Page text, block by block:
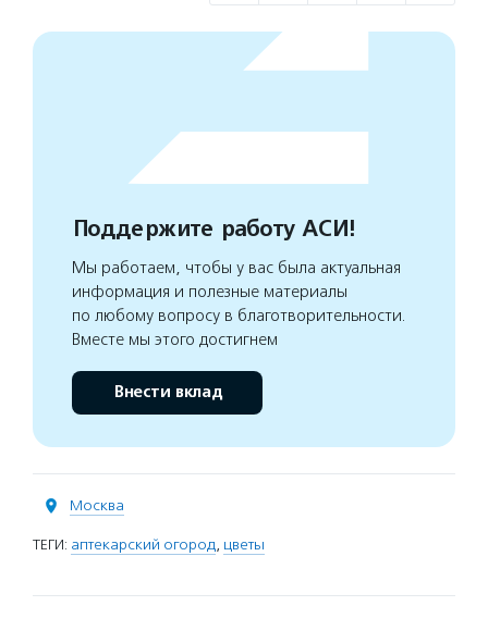
Поддержите работу АСИ!
Мы работаем, чтобы у вас была актуальная
информация и полезные материалы
по любому вопросу в благотворительности.
Вместе мы этого достигнем
Внести вклад
Москва
ТЕГИ: аптекарский огород, цветы